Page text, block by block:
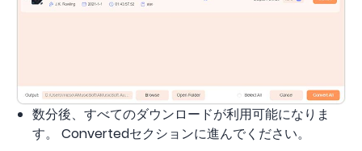
数分後、すべてのダウンロードが利用可能になりま
す。 Convertedセクションに進んでください。